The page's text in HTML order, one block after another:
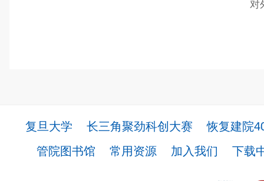
对
复旦大学 长三角聚劲科创大赛
恢复建院
管院图书馆
常用资源 加入我们 下载